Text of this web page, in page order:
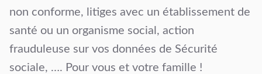
non conforme, litiges avec un établissement de
santé ou un organisme social, action
frauduleuse sur vos données de Sécurité
sociale, …. Pour vous et votre famille !